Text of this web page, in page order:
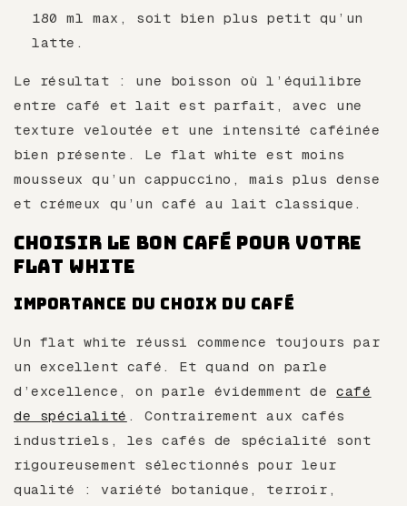
180 ml max, soit bien plus petit qu’un
latte.
Le résultat : une boisson où l’équilibre
entre café et lait est parfait, avec une
texture veloutée et une intensité caféinée
bien présente. Le flat white est moins
mousseux qu’un cappuccino, mais plus dense
et crémeux qu’un café au lait classique.
Choisir le bon café pour votre
flat white
Importance du choix du café
Un flat white réussi commence toujours par
un excellent café. Et quand on parle
d’excellence, on parle évidemment decafé
de spécialité . Contrairement aux cafés
industriels, les cafés de spécialité sont
rigoureusement sélectionnés pour leur
qualité : variété botanique, terroir,